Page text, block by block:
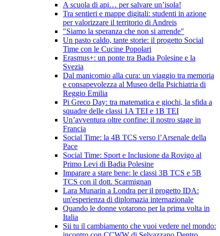
A scuola di api… per salvare un’isola!
Tra sentieri e mappe digitali: studenti in azione
per valorizzare il territorio di Andreis
"Siamo la speranza che non si arrende"
Un pasto caldo, tante storie: il progetto Social
Time con le Cucine Popolari
Erasmus+: un ponte tra Badia Polesine e la
Svezia
Dal manicomio alla cura: un viaggio tra memoria
e consapevolezza al Museo della Psichiatria di
Reggio Emilia
Pi Greco Day: tra matematica e giochi, la sfida a
squadre delle classi 1A TEI e 1B TEI
Un’avventura oltre confine: il nostro stage in
Francia
Social Time: la 4B TCS verso l’Arsenale della
Pace
Social Time: Sport e Inclusione da Rovigo al
Primo Levi di Badia Polesine
Imparare a stare bene: le classi 3B TCS e 5B
TCS con il dott. Scarmignan
Lara Munarin a Londra per il progetto IDA:
un'esperienza di diplomazia internazionale
Quando le donne votarono per la prima volta in
Italia
Sii tu il cambiamento che vuoi vedere nel mondo: